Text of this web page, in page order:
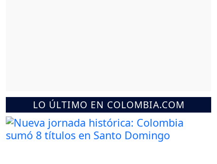
LO ÚLTIMO EN COLOMBIA.COM